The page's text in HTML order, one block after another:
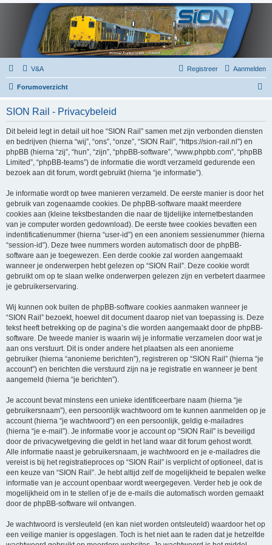
V&A Aanmelden
Registreer
Forumoverzicht
SION Rail - Privacybeleid
Dit beleid legt in detail uit hoe “SION Rail” samen met zijn verbonden diensten
en bedrijven (hierna “wij”, “ons”, “onze”, “SION Rail”, “https://sion-rail.nl”) en
phpBB (hierna “zij”, “hun”, “zijn”, “phpBB-software”, “www.phpbb.com”, “phpBB
Limited”, “phpBB-teams”) de informatie die wordt verzameld gedurende een
bezoek aan dit forum, wordt gebruikt (hierna “je informatie”).
Je informatie wordt op twee manieren verzameld. De eerste manier is door het
gebruik van zogenaamde cookies. De phpBB-software maakt meerdere
cookies aan (kleine tekstbestanden die naar de tijdelijke internetbestanden
van je computer worden gedownload). De eerste twee cookies bevatten een
indentificatienummer (hierna “user-id”) en een anoniem sessienummer (hierna
“session-id”). Deze twee nummers worden automatisch door de phpBB-
software aan je toegewezen. Een derde cookie zal worden aangemaakt
wanneer je onderwerpen hebt gelezen op “SION Rail”. Deze cookie wordt
gebruikt om op te slaan welke onderwerpen gelezen zijn en verbetert daarmee
je gebruikerservaring.
Wij kunnen ook buiten de phpBB-software cookies aanmaken wanneer je
“SION Rail” bezoekt, hoewel dit document daarop niet van toepassing is. Deze
tekst heeft betrekking op de pagina’s die worden aangemaakt door de phpBB-
software. De tweede manier is waarin wij je informatie verzamelen door wat je
aan ons verstuurt. Dit is onder andere het plaatsen als een anonieme
gebruiker (hierna “anonieme berichten”), registreren op “SION Rail” (hierna “je
account”) en berichten die verstuurd zijn na je registratie en wanneer je bent
aangemeld (hierna “je berichten”).
Je account bevat minstens een unieke identificeerbare naam (hierna “je
gebruikersnaam”), een persoonlijk wachtwoord om te kunnen aanmelden op je
account (hierna “je wachtwoord”) en een persoonlijk, geldig e-mailadres
(hierna “je e-mail”). Je informatie voor je account op “SION Rail” is beveiligd
door de privacywetgeving die geldt in het land waar dit forum gehost wordt.
Alle informatie naast je gebruikersnaam, je wachtwoord en je e-mailadres die
vereist is bij het registratieproces op “SION Rail” is verplicht of optioneel, dat is
een keuze van “SION Rail”. Je hebt altijd zelf de mogelijkheid te bepalen welke
informatie van je account openbaar wordt weergegeven. Verder heb je ook de
mogelijkheid om in te stellen of je de e-mails die automatisch worden gemaakt
door de phpBB-software wil ontvangen.
Je wachtwoord is versleuteld (en kan niet worden ontsleuteld) waardoor het op
een veilige manier is opgeslagen. Toch is het niet aan te raden dat je hetzelfde